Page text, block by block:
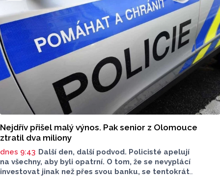
Nejdřív přišel malý výnos. Pak senior z Olomouce
ztratil dva miliony
dnes 9:43 Další den, další podvod. Policisté apelují
na všechny, aby byli opatrní. O tom, že se nevyplácí
investovat jinak než přes svou banku, se tentokrát